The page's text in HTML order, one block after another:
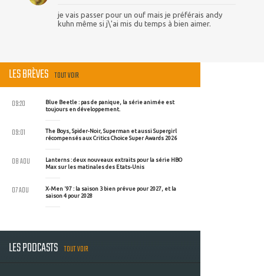
je vais passer pour un ouf mais je préférais andy
kuhn même si j\'ai mis du temps à bien aimer.
LES BRÈVES TOUT VOIR
Blue Beetle : pas de panique, la série animée est
toujours en développement.
09:20
The Boys, Spider-Noir, Superman et aussi Supergirl
récompensés aux Critics Choice Super Awards 2026
09:01
Lanterns : deux nouveaux extraits pour la série HBO
Max sur les matinales des Etats-Unis
08 AOU
X-Men '97 : la saison 3 bien prévue pour 2027, et la
saison 4 pour 2028
07 AOU
LES PODCASTS TOUT VOIR